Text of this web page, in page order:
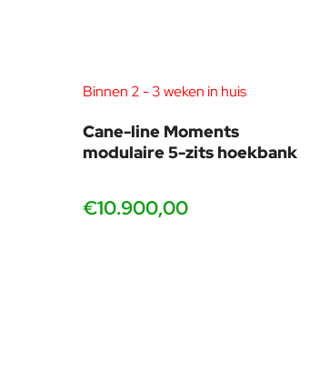
Binnen 2 - 3 weken in huis
Cane-line Moments
modulaire 5-zits hoekbank
€10.900,00